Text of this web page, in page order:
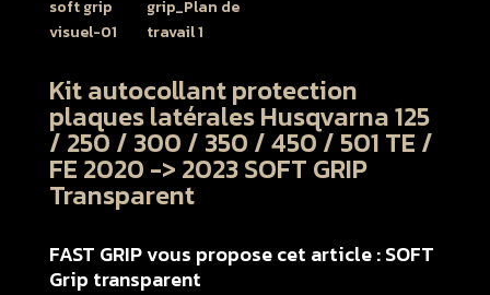
Kit autocollant protection
plaques latérales Husqvarna 125
/ 250 / 300 / 350 / 450 / 501 TE /
FE 2020 -> 2023 SOFT GRIP
Transparent
FAST GRIP vous propose cet article : SOFT
Grip transparent